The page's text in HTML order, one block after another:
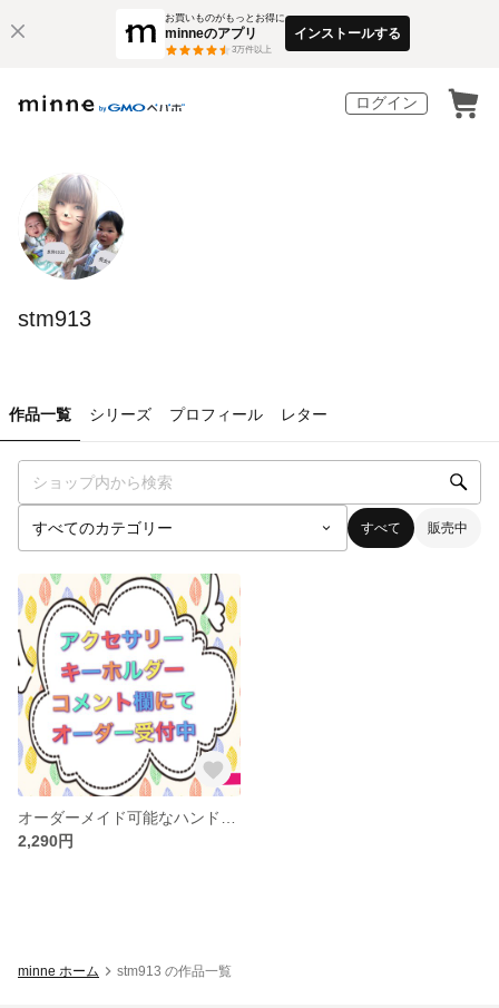
お買いものがもっとお得に
minneのアプリ
3万件以上
インストールする
ログイン
stm913
作品一覧 シリーズ プロフィール レター
すべて 販売中
2,290円
minne ホーム stm913 の作品一覧